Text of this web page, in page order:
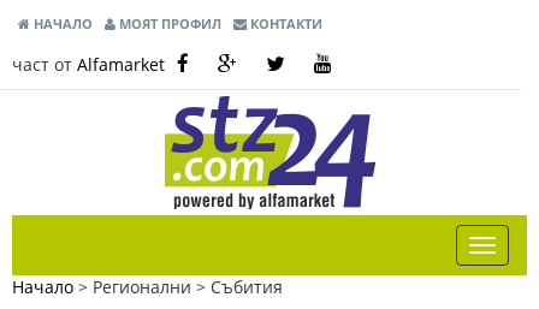
НАЧАЛО МОЯТ ПРОФИЛ КОНТАКТИ
част от Alfamarket
Начало > Регионални > Събития